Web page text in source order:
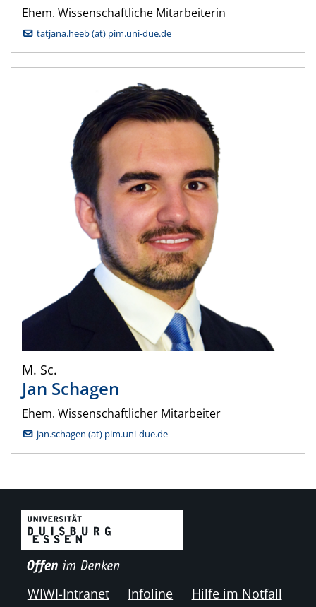
Ehem. Wissenschaftliche Mitarbeiterin
tatjana.heeb (at) pim.uni-due.de
M. Sc.
Jan Schagen
Ehem. Wissenschaftlicher Mitarbeiter
jan.schagen (at) pim.uni-due.de
WIWI-Intranet Infoline Hilfe im Notfall